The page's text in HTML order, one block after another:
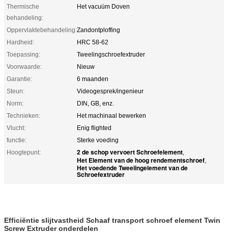
Thermische
behandeling:
Het vacuüm Doven
Oppervlaktebehandeling:Zandontploffing
Hardheid:
HRC 58-62
Toepassing:
Tweelingschroefextruder
Voorwaarde:
Nieuw
Garantie:
6 maanden
Steun:
Videogesprek/ingenieur
Norm:
DIN, GB, enz.
Technieken:
Het machinaal bewerken
Vlucht:
Enig flighted
functie:
Sterke voeding
Hoogtepunt:
2 de schop vervoert Schroefelement,
Het Element van de hoog rendementschroef,
Het voedende Tweelingelement van de
Schroefextruder
Efficiëntie slijtvastheid Schaaf transport schroef element Twin
Screw Extruder onderdelen